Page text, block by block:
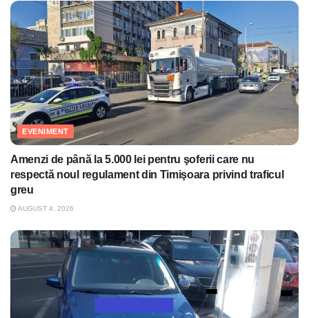
EVENIMENT
Amenzi de până la 5.000 lei pentru şoferii care nu
respectă noul regulament din Timişoara privind traficul
greu
AUGUST 4, 2026